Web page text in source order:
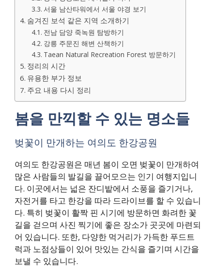
서울 남산타워에서 서울 야경 보기
숨겨진 보석 같은 지역 소개하기
전남 담양 죽녹원 탐방하기
강릉 주문진 해변 산책하기
Taean Natural Recreation Forest 방문하기
정리의 시간
유용한 부가 정보
주요 내용 다시 정리
봄을 만끽할 수 있는 명소들
벚꽃이 만개하는 여의도 한강공원
여의도 한강공원은 매년 봄이 오면 벚꽃이 만개하여
많은 사람들의 발길을 끌어모으는 인기 여행지입니
다. 이곳에서는 넓은 잔디밭에서 소풍을 즐기거나,
자전거를 타고 한강을 따라 드라이브를 할 수 있습니
다. 특히 벚꽃이 활짝 핀 시기에 방문하면 화려한 꽃
길을 걷으며 사진 찍기에 좋은 장소가 곳곳에 마련되
어 있습니다. 또한, 다양한 먹거리가 가득한 푸드트
럭과 노점상들이 있어 맛있는 간식을 즐기며 시간을
보낼 수 있습니다.